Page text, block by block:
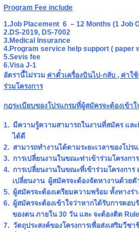
Program Fee include
1.Job Placement 6 – 12 Months (1 Job
2.DS-2019, DS-7002
3.Medical Insurance
4.Program service help support ( paper
5.Sevis fee
6.Visa J-1
อัตรานี้ไม่รวม ค่าตั๋วเครื่องบินไป-กลับ , ค่าใ
ร่วมโครงการ
กฎระเบียบของโปรแกรมที่ผู้สมัครจะต้องเข้าใ
1. มีความรู้ความสามารถในงานที่สมัคร แล
ได้ดี
2. สามารถทำงานได้ตามระยะเวลาของโปร
3. การเปลี่ยนงานในขณะท่าเข้าร่วมโครงก
4. การเปลี่ยนงานในขณะที่เข้าร่วมโครงกา
เปลี่ยนงาน ผู้สมัครจะต้องจัดหางานด้วยตั
5. ผู้สมัครจะต้องเตรียมความพร้อม ทั้งทางร่
6. ผู้สมัครจะต้องเข้าใจว่าหากได้รับการตอบ
ของตน ภายใน 30 วัน และ จะต้องติด
7. วัตถุประสงค์ของโครงการเพื่อส่งเสริมวีช